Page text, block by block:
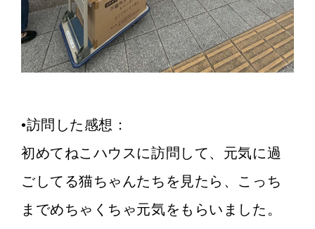
•訪問した感想：
初めてねこハウスに訪問して、元気に過
ごしてる猫ちゃんたちを見たら、こっち
までめちゃくちゃ元気をもらいました。